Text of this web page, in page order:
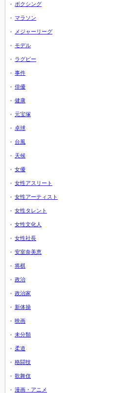
ボクシング
マラソン
メジャーリーグ
モデル
ラグビー
事件
俳優
健康
元宝塚
卓球
台風
天候
女優
女性アスリート
女性アーティスト
女性タレント
女性文化人
女性社長
安室奈美恵
将棋
政治
政治家
新体操
映画
未分類
柔道
格闘技
歌舞伎
漫画・アニメ